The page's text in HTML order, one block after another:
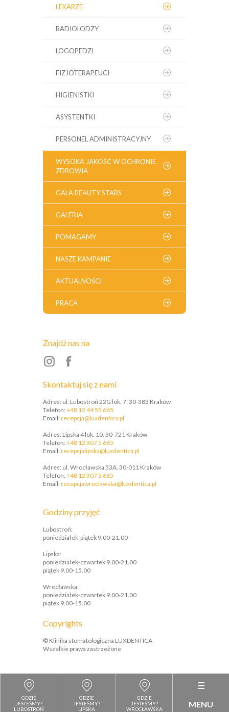
GDZIE
JESTEŚMY?
LUBOSTROŃ
GDZIE
JESTEŚMY?
LIPSKA
GDZIE
JESTEŚMY?
WROCŁAWSKA
MENU
LEKARZE
RADIOLODZY
LOGOPEDZI
FIZJOTERAPEUCI
HIGIENISTKI
ASYSTENTKI
PERSONEL ADMINISTRACYJNY
WYSOKA JAKOŚĆ W OCHRONIE
ZDROWIA
GALA BEAUTY STARS
GALERIA
POMAGAMY
NASZE KAMPANIE
AKTUALNOŚCI
PRACA
Znajdź nas na
Skontaktuj się z nami
Adres: ul. Lubostroń 22G lok. 7, 30-383 Kraków
Telefon: +48 12 44 55 665
Email: recepcja@luxdentica.pl
Adres: Lipska 4 lok. 10, 30-721 Kraków
Telefon: +48 12 307 5 665
​Email: recepcjalipska@luxdentica.pl
Adres: ul. Wrocławska 53A, 30-011 Kraków
Telefon: +48 12 307 3 665
​Email: recepcjawroclawska@luxdentica.pl
Godziny przyjęć
Lubostroń:
poniedziałek-piątek 9.00-21.00
Lipska:
poniedziałek-czwartek 9.00-21.00
piątek 9.00-15.00
Wrocławska:
poniedziałek-czwartek 9.00-21.00
piątek 9.00-15.00
Copyrights
© Klinika stomatologiczna LUXDENTICA
Wszelkie prawa zastrzeżone